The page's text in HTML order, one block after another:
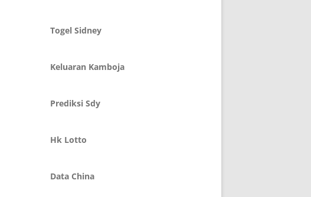
Togel Sidney
Keluaran Kamboja
Prediksi Sdy
Hk Lotto
Data China